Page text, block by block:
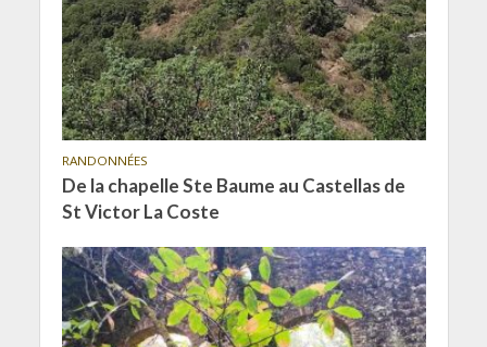
RANDONNÉES
De la chapelle Ste Baume au Castellas de
St Victor La Coste